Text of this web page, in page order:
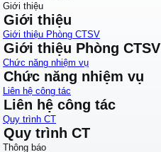
Giới thiệu
Giới thiệu
Giới thiệu Phòng CTSV
Giới thiệu Phòng CTSV
Chức năng nhiệm vụ
Chức năng nhiệm vụ
Liên hệ công tác
Liên hệ công tác
Quy trình CT
Quy trình CT
Thông báo